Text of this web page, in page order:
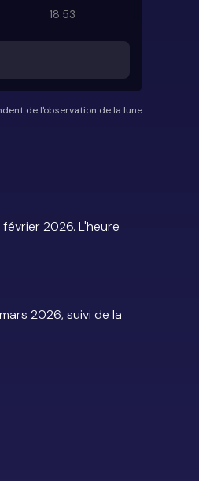
18:53
de l'observation de la lune
2026. L'heure
2026, suivi de la